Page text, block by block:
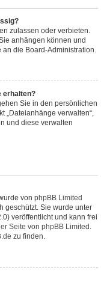
zulassen oder verbieten.
anhängen können und
die Board-Administration.
erhalten?
Sie in den persönlichen
„Dateianhänge verwalten“,
und diese verwalten
von phpBB Limited
geschützt. Sie wurde unter
veröffentlicht und kann frei
Seite von phpBB Limited .
zu finden.